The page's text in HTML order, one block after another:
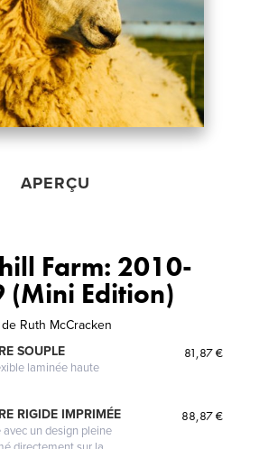
APERÇU
Farm: 2010-
(Mini Edition)
de Ruth McCracken
SOUPLE
laminée haute
81,87 €
RIGIDE IMPRIMÉE
avec un design pleine
88,87 €